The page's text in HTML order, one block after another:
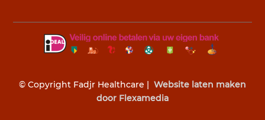
© Copyright Fadjr Healthcare | Website laten maken
door Flexamedia